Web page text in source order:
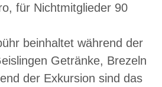
für Nichtmitglieder 90
beinhaltet während der
Getränke, Brezeln
der Exkursion sind das